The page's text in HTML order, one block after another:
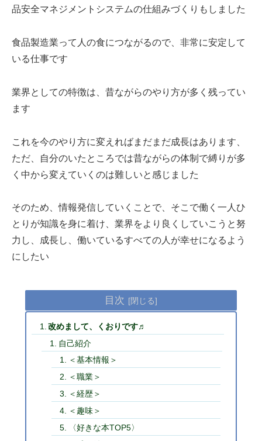
品安全マネジメントシステムの仕組みづくりもしました
食品製造業って人の食につながるので、非常に安定して
いる仕事です
業界としての特徴は、昔ながらのやり方が多く残ってい
ます
これを今のやり方に変えればまだまだ成長はあります、
ただ、自分のいたところでは昔ながらの体制で縛りが多
く中から変えていくのは難しいと感じました
そのため、情報発信していくことで、そこで働く一人ひ
とりが知識を身に着け、業界をより良くしていこうと努
力し、成長し、働いているすべての人が幸せになるよう
にしたい
目次
改めまして、くおりです♬
自己紹介
＜基本情報＞
＜職業＞
＜経歴＞
＜趣味＞
〈好きな本TOP5〉